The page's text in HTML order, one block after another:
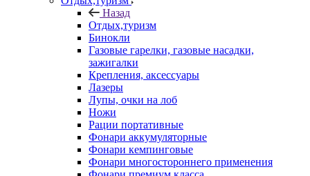
Назад
Отдых,туризм
Бинокли
Газовые гарелки, газовые насадки,
зажигалки
Крепления, аксессуары
Лазеры
Лупы, очки на лоб
Ножи
Рации портативные
Фонари аккумуляторные
Фонари кемпинговые
Фонари многостороннего применения